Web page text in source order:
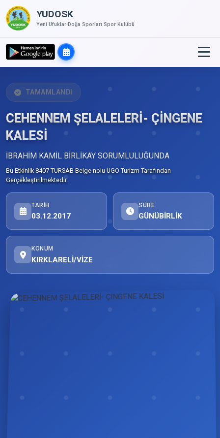
YUDOSK
Yeni Ufuklar Doğa Sporları Spor Kulübü
TAMAMLANDI
CEHENNEM ŞELALELERİ- ÇİNGENE
KALESİ
İBRAHİM KAMİL BİRLİKAY SORUMLULUĞUNDA
Bu Etkinlik 8407 TURSAB Belge nolu UGO Turizm Tarafından
Gerçekleştirilmektedir.
TARIH
03.12.2017
SÜRE
GÜNÜBİRLİK
KONUM
KIRKLARELİ/VİZE